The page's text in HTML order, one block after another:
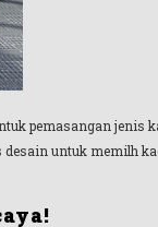
pemasangan jenis
untuk memilh